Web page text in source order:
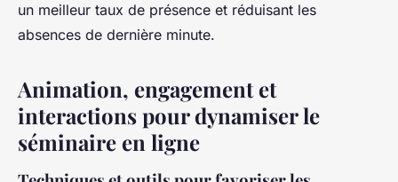
un meilleur taux de présence et réduisant les
absences de dernière minute.
Animation, engagement et
interactions pour dynamiser le
séminaire en ligne